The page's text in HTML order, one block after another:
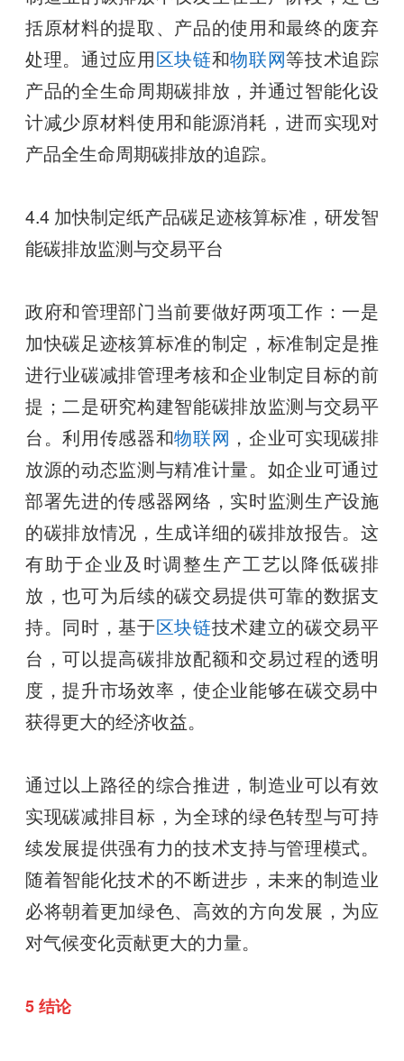
括原材料的提取、产品的使用和最终的废弃
处理。通过应用区块链和物联网等技术追踪
产品的全生命周期碳排放，并通过智能化设
计减少原材料使用和能源消耗，进而实现对
产品全生命周期碳排放的追踪。
4.4 加快制定纸产品碳足迹核算标准，研发智
能碳排放监测与交易平台
政府和管理部门当前要做好两项工作：一是
加快碳足迹核算标准的制定，标准制定是推
进行业碳减排管理考核和企业制定目标的前
提；二是研究构建智能碳排放监测与交易平
台。利用传感器和物联网 ，企业可实现碳排
放源的动态监测与精准计量。如企业可通过
部署先进的传感器网络，实时监测生产设施
的碳排放情况，生成详细的碳排放报告。这
有助于企业及时调整生产工艺以降低碳排
放，也可为后续的碳交易提供可靠的数据支
持。同时，基于区块链技术建立的碳交易平
台，可以提高碳排放配额和交易过程的透明
度，提升市场效率，使企业能够在碳交易中
获得更大的经济收益。
通过以上路径的综合推进，制造业可以有效
实现碳减排目标，为全球的绿色转型与可持
续发展提供强有力的技术支持与管理模式。
随着智能化技术的不断进步，未来的制造业
必将朝着更加绿色、高效的方向发展，为应
对气候变化贡献更大的力量。
5 结论